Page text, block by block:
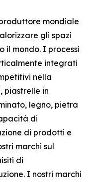
mondiale
gli spazi
il mondo. I processi
integrati
nella
piastrelle in
legno, pietra
di
di prodotti e
marchi sul
di
I nostri marchi